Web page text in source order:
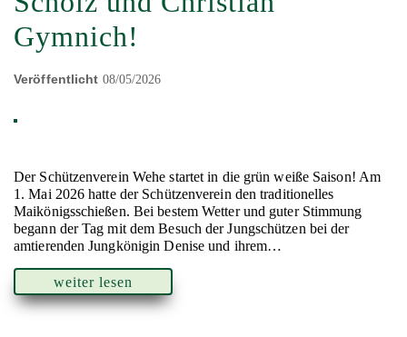
Gymnich!
Veröffentlicht 08/05/2026
Der Schützenverein Wehe startet in die grün weiße Saison! Am
1. Mai 2026 hatte der Schützenverein den traditionelles
Maikönigsschießen. Bei bestem Wetter und guter Stimmung
begann der Tag mit dem Besuch der Jungschützen bei der
amtierenden Jungkönigin Denise und ihrem…
weiter lesen